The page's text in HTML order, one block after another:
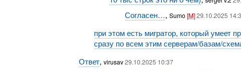
Согласен…, Sumo[M]29.10.2025
при этом есть мигратор, который умеет
сразу по всем этим серверам/базам/
Ответ, virusav29.10.2025 10:37